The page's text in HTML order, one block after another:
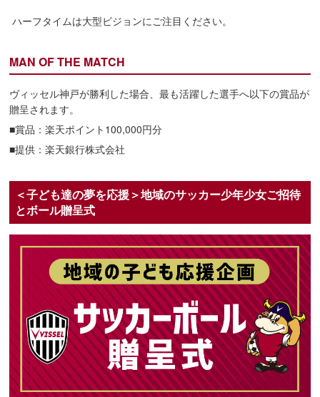
ハーフタイムは大型ビジョンにご注目ください。
MAN OF THE MATCH
ヴィッセル神戸が勝利した場合、最も活躍した選手へ以下の賞品が
贈呈されます。
■賞品：楽天ポイント100,000円分
■提供：楽天銀行株式会社
＜子ども達の夢を応援＞地域のサッカー少年少女ご招待
とボール贈呈式